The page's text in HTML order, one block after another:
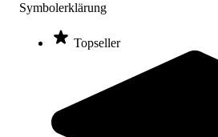
Symbolerklärung
Topseller
Handballgegner-Dummy Aufsatz
391,00 €